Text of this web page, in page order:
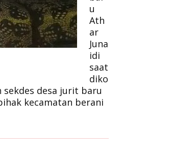
u
Ath
ar
Juna
idi
saat
diko
desa jurit baru
kecamatan berani